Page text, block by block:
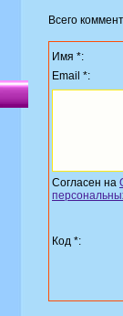
Всего
Имя *:
Email *:
Согласен на
Код *: